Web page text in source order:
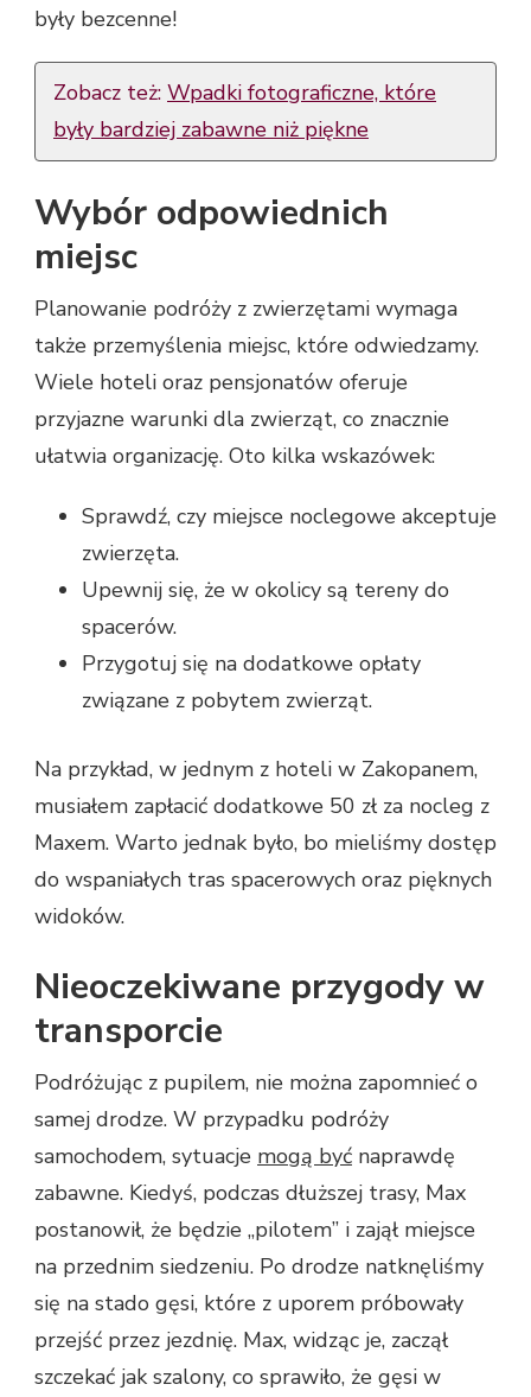
były bezcenne!
Zobacz też: Wpadki fotograficzne, które
były bardziej zabawne niż piękne
Wybór odpowiednich
miejsc
Planowanie podróży z zwierzętami wymaga
także przemyślenia miejsc, które odwiedzamy.
Wiele hoteli oraz pensjonatów oferuje
przyjazne warunki dla zwierząt, co znacznie
ułatwia organizację. Oto kilka wskazówek:
Sprawdź, czy miejsce noclegowe akceptuje
zwierzęta.
Upewnij się, że w okolicy są tereny do
spacerów.
Przygotuj się na dodatkowe opłaty
związane z pobytem zwierząt.
Na przykład, w jednym z hoteli w Zakopanem,
musiałem zapłacić dodatkowe 50 zł za nocleg z
Maxem. Warto jednak było, bo mieliśmy dostęp
do wspaniałych tras spacerowych oraz pięknych
widoków.
Nieoczekiwane przygody w
transporcie
Podróżując z pupilem, nie można zapomnieć o
samej drodze. W przypadku podróży
samochodem, sytuacje mogą być naprawdę
zabawne. Kiedyś, podczas dłuższej trasy, Max
postanowił, że będzie „pilotem” i zajął miejsce
na przednim siedzeniu. Po drodze natknęliśmy
się na stado gęsi, które z uporem próbowały
przejść przez jezdnię. Max, widząc je, zaczął
szczekać jak szalony, co sprawiło, że gęsi w